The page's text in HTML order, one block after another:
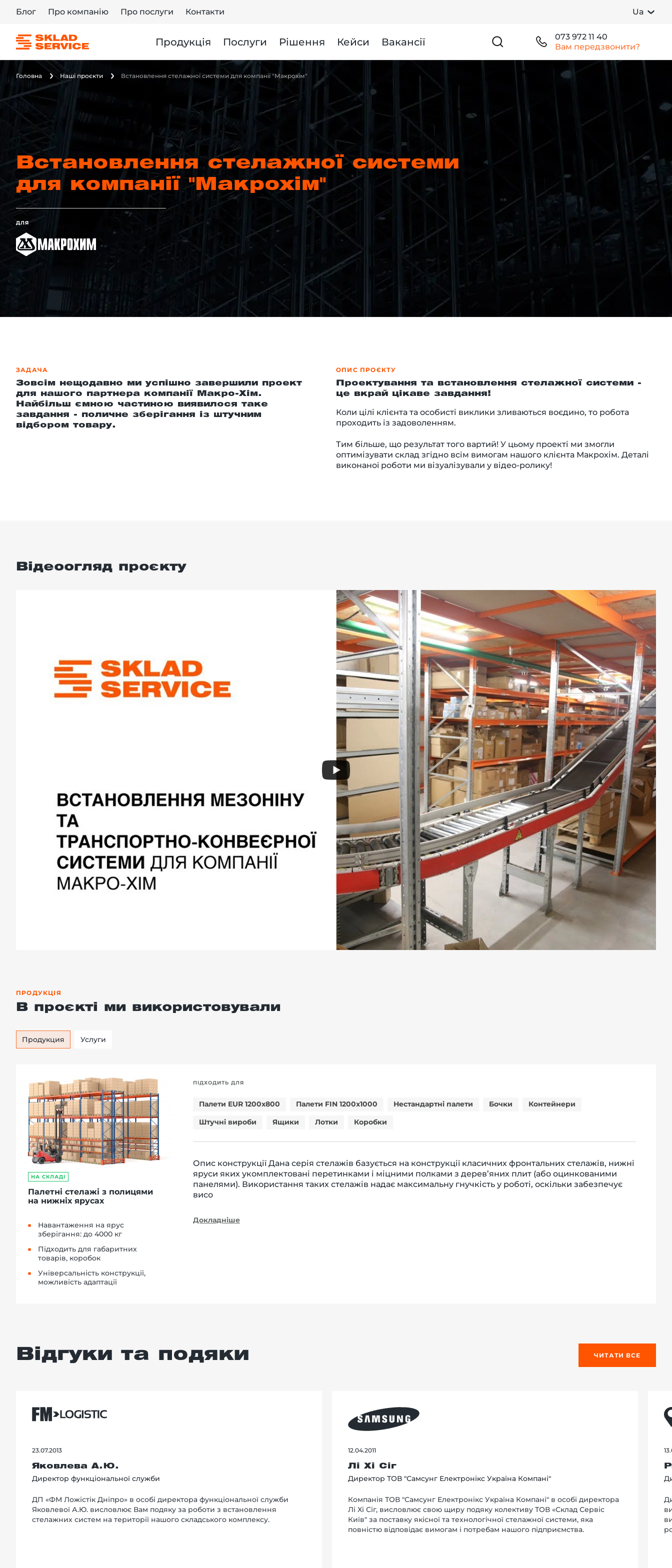
Блог Про компанію Про послуги Контакти Ua
Продукція Послуги Рішення Кейси Вакансії
073 972 11 40
Вам передзвонити?
Головна Наші проєкти Встановлення стелажної системи для компанії "Макрохім"
Встановлення стелажної системи
для компанії "Макрохім"
ДЛЯ
ЗАДАЧА
Зовсім нещодавно ми успішно завершили проект
для нашого партнера компанії Макро-Хім.
Найбільш ємною частиною виявилося таке
завдання - поличне зберігання із штучним
відбором товару.
ОПИС ПРОЄКТУ
Проектування та встановлення стелажної системи -
це вкрай цікаве завдання!
Коли цілі клієнта та особисті виклики зливаються воєдино, то робота
проходить із задоволенням.
Тим більше, що результат того вартий! У цьому проекті ми змогли
оптимізувати склад згідно всім вимогам нашого клієнта Макрохім. Деталі
виконаної роботи ми візуалізували у відео-ролику!
Відеоогляд проєкту
ПРОДУКЦІЯ
В проєкті ми використовували
Продукция Услуги
НА СКЛАДІ
Палетні стелажі з полицями
на нижніх ярусах
Навантаження на ярус
зберігання: до 4000 кг
Підходить для габаритних
товарів, коробок
Універсальність конструкції,
можливість адаптації
ПІДХОДИТЬ ДЛЯ
Палети EUR 1200x800 Палети FIN 1200x1000 Нестандартні палети Бочки
Контейнери
Штучні вироби
Ящики Лотки Коробки
Опис конструкції Дана серія стелажів базується на конструкції класичних фронтальних стелажів, нижні
яруси яких укомплектовані перетинками і міцними полками з дерев’яних плит (або оцинкованими
панелями). Використання таких стелажів надає максимальну гнучкість у роботі, оскільки забезпечує
висо
Докладніше
Відгуки та подяки ЧИТАТИ ВСЕ
23.07.2013
Яковлева А.Ю.
Директор функціональної служби
ДП «ФМ Ложістік Дніпро» в особі директора функціональної служби
Яковлевої А.Ю. висловлює Вам подяку за роботи з встановлення
стелажних систем на території нашого складського комплексу.
12.04.2011
Лі Хі Сіг
Директор ТОВ "Самсунг Електронікс Україна Компані"
Компанія ТОВ "Самсунг Електронікс Україна Компані" в особі директора
Лi Xi Сіг, висловлює свою щиру подяку колективу ТОВ «Склад Сервіс
Київ" за поставку якісної та технологічної стелажної системи, яка
повністю відповідає вимогам і потребам нашого підприємства.